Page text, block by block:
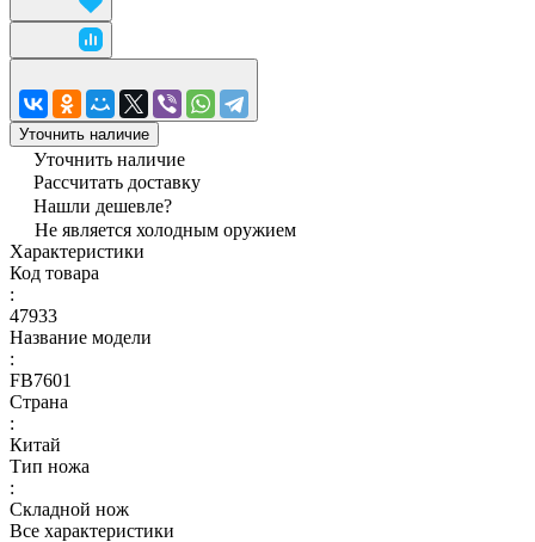
Уточнить наличие
Уточнить наличие
Рассчитать доставку
Нашли дешевле?
Не является холодным оружием
Характеристики
Код товара
:
47933
Название модели
:
FB7601
Страна
:
Китай
Тип ножа
:
Складной нож
Все характеристики